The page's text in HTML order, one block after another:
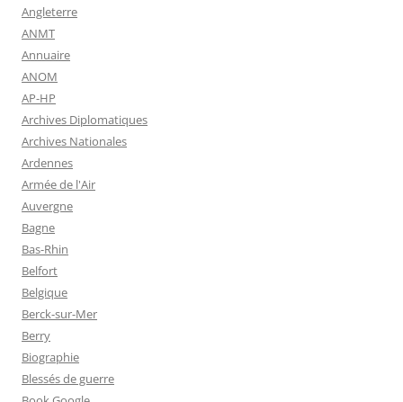
Angleterre
ANMT
Annuaire
ANOM
AP-HP
Archives Diplomatiques
Archives Nationales
Ardennes
Armée de l'Air
Auvergne
Bagne
Bas-Rhin
Belfort
Belgique
Berck-sur-Mer
Berry
Biographie
Blessés de guerre